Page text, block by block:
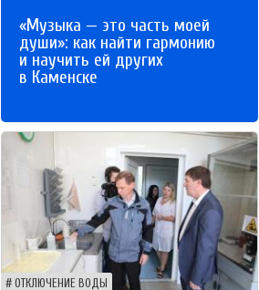
«Музыка — это часть моей
души»: как найти гармонию
и научить ей других
в Каменске
ОТКЛЮЧЕНИЕ ВОДЫ